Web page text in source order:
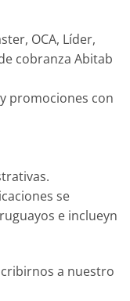
OCA, Líder,
cobranza Abitab
promociones con
se
e inclueyn
a nuestro